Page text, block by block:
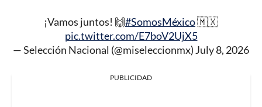
¡Vamos juntos! 🙌#SomosMéxico🇲🇽
pic.twitter.com/E7boV2UjX5
— Selección Nacional (@miseleccionmx) July 8, 2026
PUBLICIDAD